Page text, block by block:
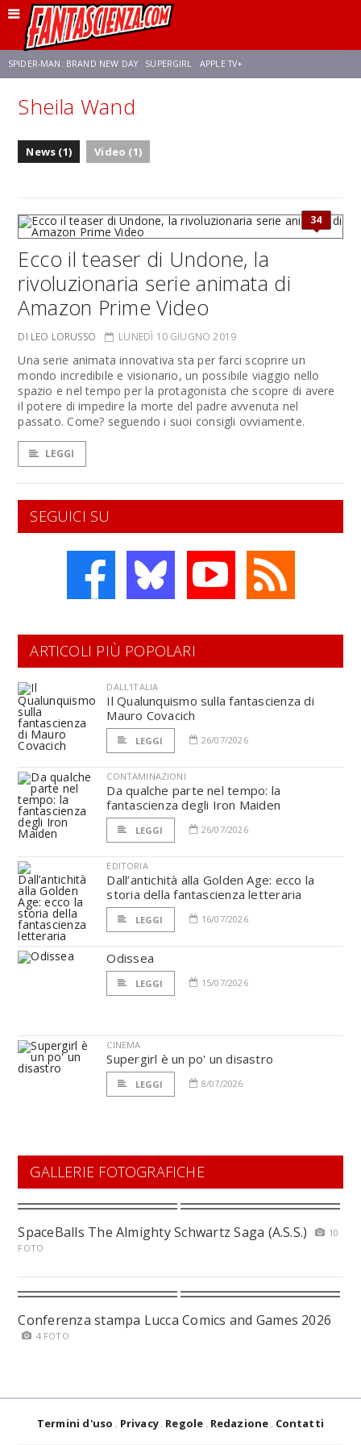
SPIDER-MAN: BRAND NEW DAY SUPERGIRL APPLE TV+
FRANCO RICCIARDIELLO ZENDAYA
Sheila Wand
News (1) Video (1)
34
Ecco il teaser di Undone, la
rivoluzionaria serie animata di
Amazon Prime Video
DI LEO LORUSSO LUNEDÌ 10 GIUGNO 2019
Una serie animata innovativa sta per farci scoprire un
mondo incredibile e visionario, un possibile viaggio nello
spazio e nel tempo per la protagonista che scopre di avere
il potere di impedire la morte del padre avvenuta nel
passato. Come? seguendo i suoi consigli ovviamente.
LEGGI
SEGUICI SU
ARTICOLI PIÙ POPOLARI
DALL'ITALIA
Il Qualunquismo sulla fantascienza di
Mauro Covacich
LEGGI 26/07/2026
CONTAMINAZIONI
Da qualche parte nel tempo: la
fantascienza degli Iron Maiden
LEGGI 26/07/2026
EDITORIA
Dall’antichità alla Golden Age: ecco la
storia della fantascienza letteraria
LEGGI 16/07/2026
Odissea
LEGGI 15/07/2026
CINEMA
Supergirl è un po' un disastro
LEGGI 8/07/2026
GALLERIE FOTOGRAFICHE
SpaceBalls The Almighty Schwartz Saga (A.S.S.)
10
FOTO
Conferenza stampa Lucca Comics and Games 2026
4 FOTO
Termini d'uso Privacy Regole Redazione Contatti